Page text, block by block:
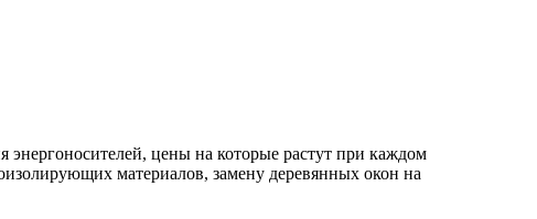
цены на которые растут при каждом
материалов, замену деревянных окон на